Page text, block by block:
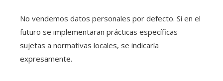
No vendemos datos personales por defecto. Si en el
futuro se implementaran prácticas específicas
sujetas a normativas locales, se indicaría
expresamente.